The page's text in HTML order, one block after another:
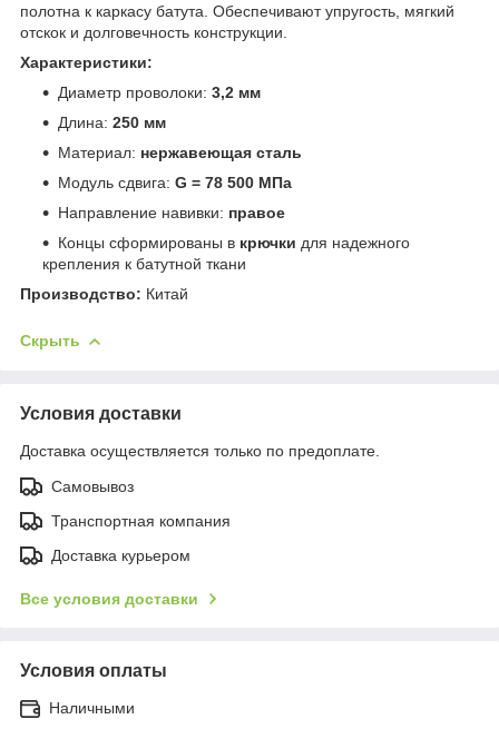
полотна к каркасу батута. Обеспечивают упругость, мягкий
отскок и долговечность конструкции.
Характеристики:
Диаметр проволоки: 3,2 мм
Длина: 250 мм
Материал: нержавеющая сталь
Модуль сдвига: G = 78 500 МПа
Направление навивки: правое
Концы сформированы в крючки для надежного
крепления к батутной ткани
Производство: Китай
Скрыть
Условия доставки
Доставка осуществляется только по предоплате.
Самовывоз
Транспортная компания
Доставка курьером
Все условия доставки
Условия оплаты
Наличными